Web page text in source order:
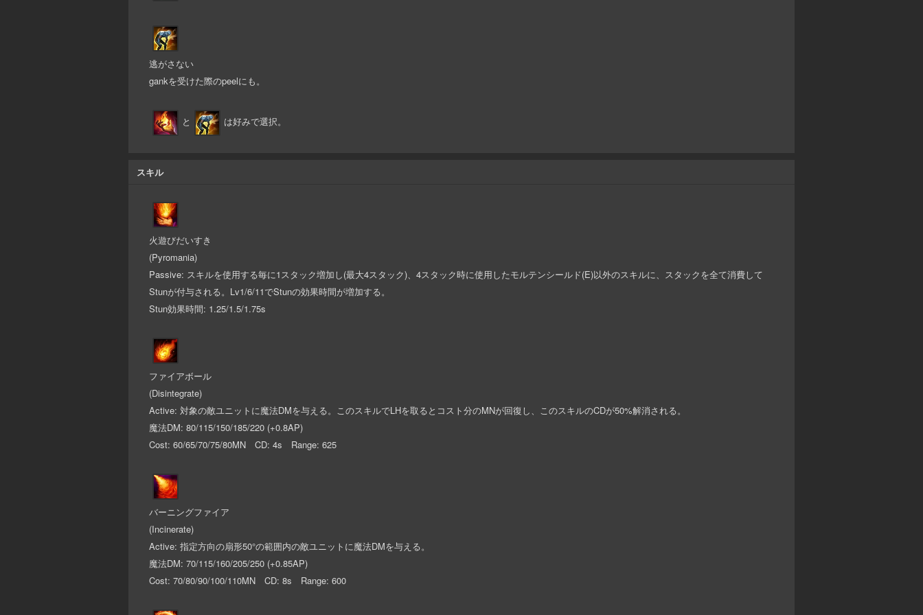
逃がさない
gankを受けた際のpeelにも。
と は好みで選択。
スキル
火遊びだいすき
(Pyromania)
Passive: スキルを使用する毎に1スタック増加し(最大4スタック)、4スタック時に使用したモルテンシールド(E)以外のスキルに、スタックを全て消費して
Stunが付与される。Lv1/6/11でStunの効果時間が増加する。
Stun効果時間: 1.25/1.5/1.75s
ファイアボール
(Disintegrate)
Active: 対象の敵ユニットに魔法DMを与える。このスキルでLHを取るとコスト分のMNが回復し、このスキルのCDが50%解消される。
魔法DM: 80/115/150/185/220 (+0.8AP)
Cost: 60/65/70/75/80MN CD: 4s Range: 625
バーニングファイア
(Incinerate)
Active: 指定方向の扇形50°の範囲内の敵ユニットに魔法DMを与える。
魔法DM: 70/115/160/205/250 (+0.85AP)
Cost: 70/80/90/100/110MN CD: 8s Range: 600